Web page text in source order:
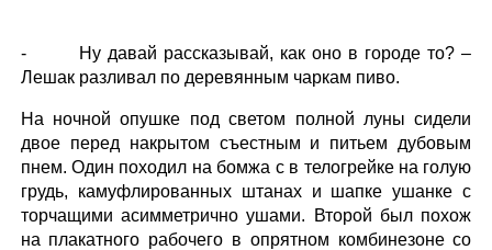
- Ну давай рассказывай, как оно в городе то? –
Лешак разливал по деревянным чаркам пиво.
На ночной опушке под светом полной луны сидели
двое перед накрытом съестным и питьем дубовым
пнем. Один походил на бомжа с в телогрейке на голую
грудь, камуфлированных штанах и шапке ушанке с
торчащими асимметрично ушами. Второй был похож
на плакатного рабочего в опрятном комбинезоне со